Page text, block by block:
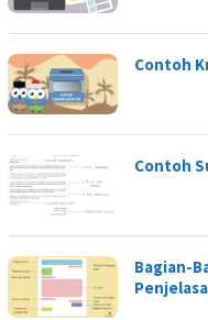
Contoh
Contoh
Bagian-